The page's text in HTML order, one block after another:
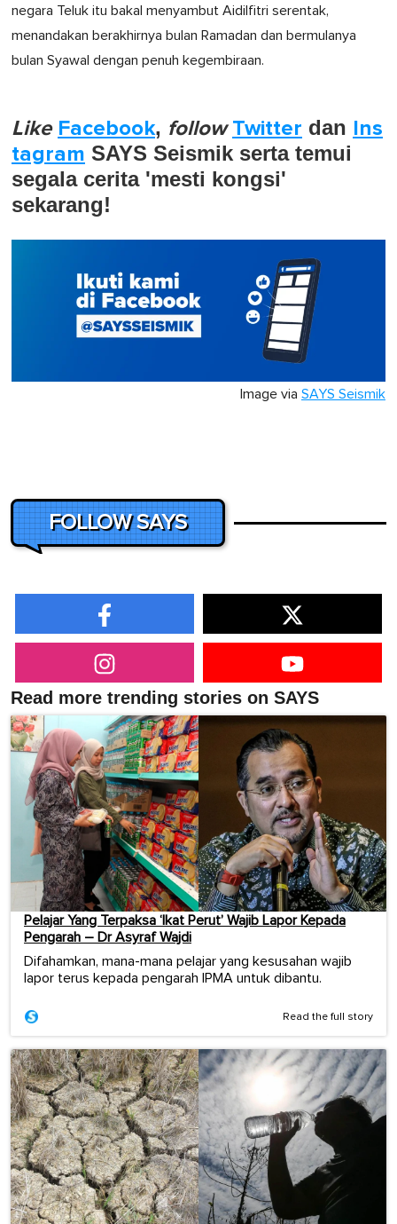
negara Teluk itu bakal menyambut Aidilfitri serentak,
menandakan berakhirnya bulan Ramadan dan bermulanya
bulan Syawal dengan penuh kegembiraan.
Like Facebook, follow Twitter dan Ins
tagram SAYS Seismik serta temui
segala cerita 'mesti kongsi'
sekarang!
Image via SAYS Seismik
FOLLOW SAYS
Read more trending stories on SAYS
Pelajar Yang Terpaksa ‘Ikat Perut’ Wajib Lapor Kepada
Pengarah – Dr Asyraf Wajdi
Difahamkan, mana-mana pelajar yang kesusahan wajib
lapor terus kepada pengarah IPMA untuk dibantu.
Read the full story